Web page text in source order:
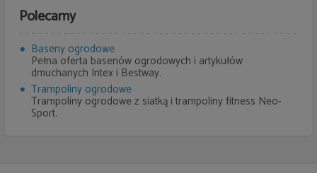
Polecamy
Baseny ogrodowe
Pełna oferta basenów ogrodowych i artykułów
dmuchanych Intex i Bestway.
Trampoliny ogrodowe
Trampoliny ogrodowe z siatką i trampoliny fitness Neo-
Sport.